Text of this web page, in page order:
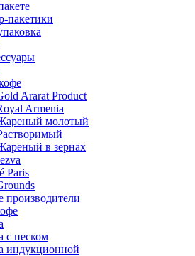
пакетики
Ararat Product
Armenia
молотый
в зернах
Paris
производители
с песком
индукционной